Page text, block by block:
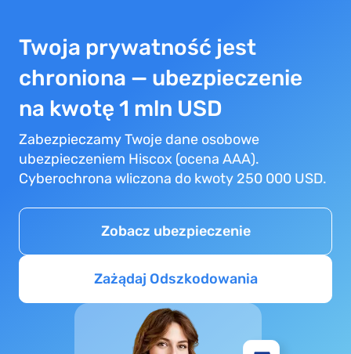
Twoja prywatność jest
chroniona — ubezpieczenie
na kwotę 1 mln USD
Zabezpieczamy Twoje dane osobowe
ubezpieczeniem Hiscox (ocena AAA).
Cyberochrona wliczona do kwoty 250 000 USD.
Zobacz ubezpieczenie
Zażądaj Odszkodowania